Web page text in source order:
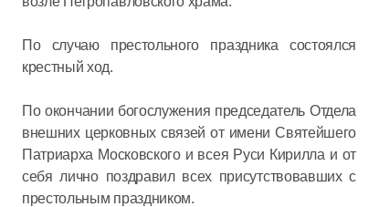
По случаю престольного праздника состоялся
крестный ход.
По окончании богослужения председатель Отдела
внешних церковных связей от имени Святейшего
Патриарха Московского и всея Руси Кирилла и от
себя лично поздравил всех присутствовавших с
престольным праздником.